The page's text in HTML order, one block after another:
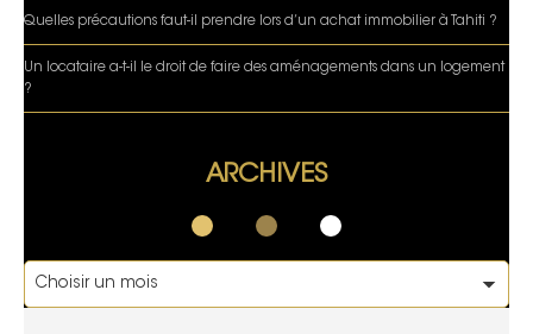
Quelles précautions faut-il prendre lors d’un achat immobilier à Tahiti ?
Un locataire a-t-il le droit de faire des aménagements dans un logement
?
ARCHIVES